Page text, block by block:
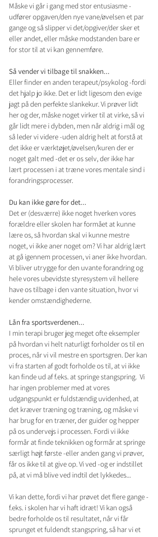
Måske vi går i gang med stor entusiasme -
udfører opgaven/den nye vane/øvelsen et par
gange og så slipper vi det/opgiver/der sker et
eller andet, eller måske modstanden bare er
for stor til at vi kan gennemføre.
Så vender vi tilbage til snakken...
Eller finder en anden terapeut/psykolog -fordi
det hjalp jo ikke. Det er lidt ligesom den evige
jagt på den perfekte slankekur. Vi prøver lidt
her og der, måske noget virker til at virke, så vi
går lidt mere i dybden, men når aldrig i mål og
så leder vi videre -uden aldrig helt at forstå at
det ikke er værktøjet/øvelsen/kuren der er
noget galt med -det er os selv, der ikke har
lært processen i at træne vores mentale sind i
forandringsprocesser.
Du kan ikke gøre for det...
Det er (desværre) ikke noget hverken vores
forældre eller skolen har formået at kunne
lære os, så hvordan skal vi kunne mestre
noget, vi ikke aner noget om? Vi har aldrig lært
at gå igennem processen, vi aner ikke hvordan.
Vi bliver utrygge for den uvante forandring og
hele vores ubevidste styresystem vil hellere
have os tilbage i den vante situation, hvor vi
kender omstændighederne.
Lån fra sportsverdenen...
I min terapi bruger jeg meget ofte eksempler
på hvordan vi helt naturligt forholder os til en
proces, når vi vil mestre en sportsgren. Der kan
vi fra starten af godt forholde os til, at vi ikke
kan finde ud af f.eks. at springe stangspring.  Vi
har ingen problemer med at vores
udgangspunkt er fuldstændig uvidenhed, at
det kræver træning og træning, og måske vi
har brug for en træner, der guider og hepper
på os undervejs i processen. Fordi vi ikke
formår at finde teknikken og formår at springe
særligt højt første -eller anden gang vi prøver,
får os ikke til at give op. Vi ved -og er indstillet
på, at vi må blive ved indtil det lykkedes...
Vi kan dette, fordi vi har prøvet det flere gange -
f.eks. i skolen har vi haft idræt! Vi kan også
bedre forholde os til resultatet, når vi får
sprunget et fuldendt stangspring, så har vi et